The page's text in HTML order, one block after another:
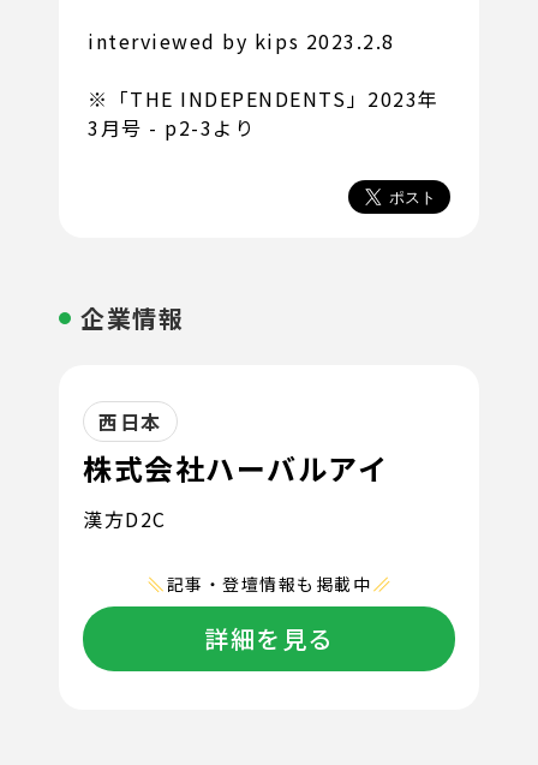
interviewed by kips 2023.2.8
※「THE INDEPENDENTS」2023年
3月号 - p2-3より
企業情報
西日本
株式会社ハーバルアイ
漢方D2C
記事・登壇情報も掲載中
詳細を見る